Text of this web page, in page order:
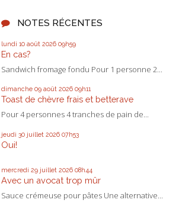
NOTES RÉCENTES
lundi 10 août 2026 09h59
En cas?
Sandwich fromage fondu Pour 1 personne 2...
dimanche 09 août 2026 09h11
Toast de chèvre frais et betterave
Pour 4 personnes 4 tranches de pain de...
jeudi 30 juillet 2026 07h53
Oui!
mercredi 29 juillet 2026 08h44
Avec un avocat trop mûr
Sauce crémeuse pour pâtes Une alternative...